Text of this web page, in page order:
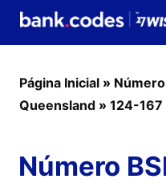
Página Inicial » Número
Queensland » 124-167
Número